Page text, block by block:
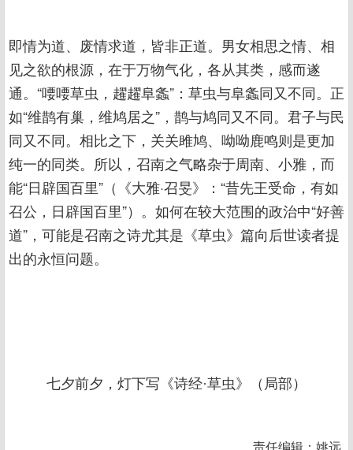
即情为道、废情求道，皆非正道。男女相思之情、相
见之欲的根源，在于万物气化，各从其类，感而遂
通。“喓喓草虫，趯趯阜螽”：草虫与阜螽同又不同。正
如“维鹊有巢，维鸠居之”，鹊与鸠同又不同。君子与民
同又不同。相比之下，关关雎鸠、呦呦鹿鸣则是更加
纯一的同类。所以，召南之气略杂于周南、小雅，而
能“日辟国百里”（《大雅·召旻》：“昔先王受命，有如
召公，日辟国百里”）。如何在较大范围的政治中“好善
道”，可能是召南之诗尤其是《草虫》篇向后世读者提
出的永恒问题。
七夕前夕，灯下写《诗经·草虫》（局部）
责任编辑：姚远